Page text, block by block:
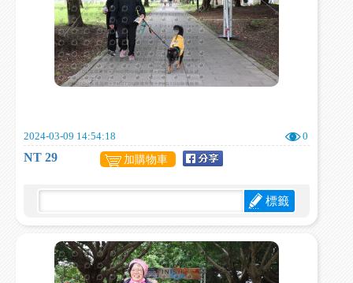
2024-03-09 14:54:18 0
NT 29 加購物車
標籤